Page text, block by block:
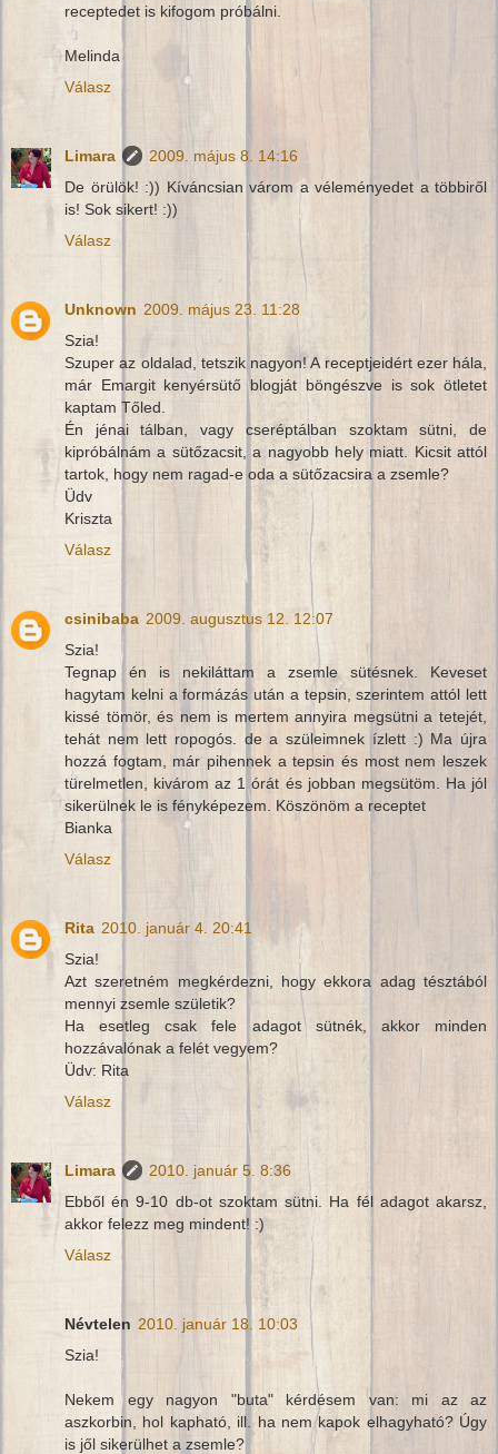
receptedet is kifogom próbálni.
Melinda
Válasz
Limara
2009. május 8. 14:16
De örülök! :)) Kíváncsian várom a véleményedet a többiről
is! Sok sikert! :))
Válasz
Unknown 2009. május 23. 11:28
Szia!
Szuper az oldalad, tetszik nagyon! A receptjeidért ezer hála,
már Emargit kenyérsütő blogját böngészve is sok ötletet
kaptam Tőled.
Én jénai tálban, vagy cseréptálban szoktam sütni, de
kipróbálnám a sütőzacsit, a nagyobb hely miatt. Kicsit attól
tartok, hogy nem ragad-e oda a sütőzacsira a zsemle?
Üdv
Kriszta
Válasz
csinibaba 2009. augusztus 12. 12:07
Szia!
Tegnap én is nekiláttam a zsemle sütésnek. Keveset
hagytam kelni a formázás után a tepsin, szerintem attól lett
kissé tömör, és nem is mertem annyira megsütni a tetejét,
tehát nem lett ropogós. de a szüleimnek ízlett :) Ma újra
hozzá fogtam, már pihennek a tepsin és most nem leszek
türelmetlen, kivárom az 1 órát és jobban megsütöm. Ha jól
sikerülnek le is fényképezem. Köszönöm a receptet
Bianka
Válasz
Rita 2010. január 4. 20:41
Szia!
Azt szeretném megkérdezni, hogy ekkora adag tésztából
mennyi zsemle születik?
Ha esetleg csak fele adagot sütnék, akkor minden
hozzávalónak a felét vegyem?
Üdv: Rita
Válasz
Limara
2010. január 5. 8:36
Ebből én 9-10 db-ot szoktam sütni. Ha fél adagot akarsz,
akkor felezz meg mindent! :)
Válasz
Névtelen 2010. január 18. 10:03
Szia!
Nekem egy nagyon "buta" kérdésem van: mi az az
aszkorbin, hol kapható, ill. ha nem kapok elhagyható? Úgy
is jől sikerülhet a zsemle?